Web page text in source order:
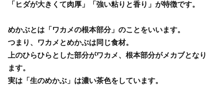
「ヒダが大きくて肉厚」「強い粘りと香り」が特徴です。
めかぶとは「ワカメの根本部分」のことをいいます。
つまり、ワカメとめかぶは同じ食材。
上のひらひらとした部分がワカメ、根本部分がメカブとなり
ます。
実は「生のめかぶ」は濃い茶色をしています。